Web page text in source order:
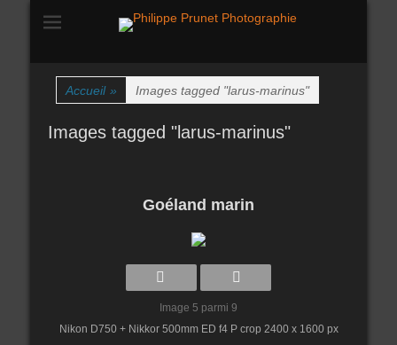
Philippe Prunet
La nature photographiée
Accueil » Images tagged "larus-marinus"
Images tagged "larus-marinus"
Goéland marin
Image 5 parmi 9
Nikon D750 + Nikkor 500mm ED f4 P crop 2400 x 1600 px